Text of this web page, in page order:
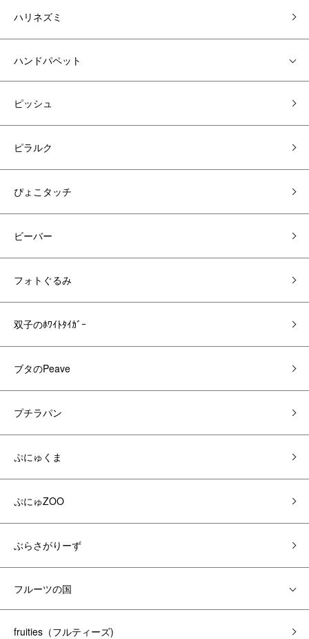
ハリネズミ
ハンドパペット
ピッシュ
ピラルク
ぴょこタッチ
ビーバー
フォトぐるみ
双子のﾎﾜｲﾄﾀｲｶﾞｰ
ブタのPeave
プチラパン
ぷにゅくま
ぷにゅZOO
ぶらさがりーず
フルーツの国
fruities（フルティーズ)